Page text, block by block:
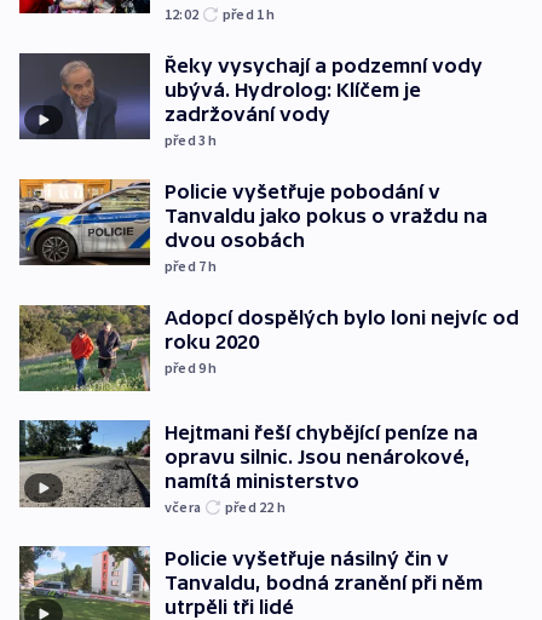
12:02 před 1h
Řeky vysychají a podzemní vody
ubývá. Hydrolog: Klíčem je
zadržování vody
před 3h
Policie vyšetřuje pobodání v
Tanvaldu jako pokus o vraždu na
dvou osobách
před 7h
Adopcí dospělých bylo loni nejvíc od
roku 2020
před 9h
Hejtmani řeší chybějící peníze na
opravu silnic. Jsou nenárokové,
namítá ministerstvo
včera před 22 h
Policie vyšetřuje násilný čin v
Tanvaldu, bodná zranění při něm
utrpěli tři lidé